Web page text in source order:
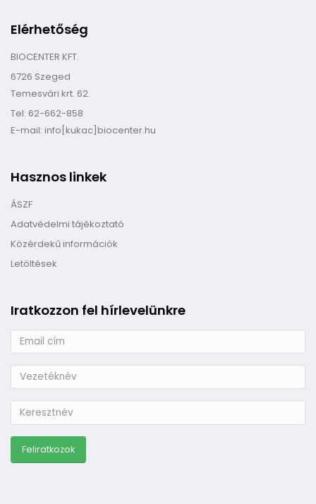
Elérhetőség
BIOCENTER KFT.
6726 Szeged
Temesvári krt. 62.
Tel: 62-662-858
E-mail: info[kukac]biocenter.hu
Hasznos linkek
ÁSZF
Adatvédelmi tájékoztató
Közérdekű információk
Letöltések
Iratkozzon fel hírlevelünkre